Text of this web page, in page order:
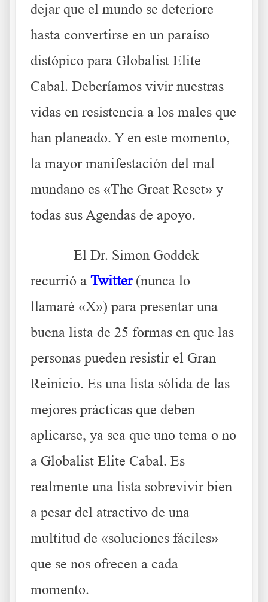
dejar que el mundo se deteriore
hasta convertirse en un paraíso
distópico para Globalist Elite
Cabal. Deberíamos vivir nuestras
vidas en resistencia a los males que
han planeado. Y en este momento,
la mayor manifestación del mal
mundano es «The Great Reset» y
todas sus Agendas de apoyo.
El Dr. Simon Goddek
recurrió a Twitter(nunca lo
llamaré «X») para presentar una
buena lista de 25 formas en que las
personas pueden resistir el Gran
Reinicio. Es una lista sólida de las
mejores prácticas que deben
aplicarse, ya sea que uno tema o no
a Globalist Elite Cabal. Es
realmente una lista sobrevivir bien
a pesar del atractivo de una
multitud de «soluciones fáciles»
que se nos ofrecen a cada
momento.